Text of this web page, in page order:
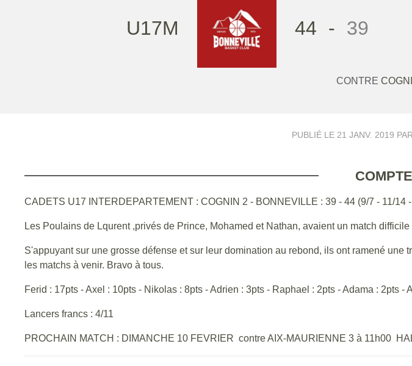
U17M 44 - 39
CONTRE
PUBLIÉ LE 21 JANV. 2019 PAR
CADETS U17 INTERDEPARTEMENT : COGNIN 2 - BONNEVILLE : 39 - 44 (9/7 - 11/14
Les Poulains de Lqurent ,privés de Prince, Mohamed et Nathan, avaient un match
S'appuyant sur une grosse défense et sur leur domination au rebond, ils ont ramené
les matchs à venir. Bravo à tous.
Ferid : 17pts - Axel : 10pts - Nikolas : 8pts - Adrien : 3pts - Raphael : 2pts - Adama : 2pts -
Lancers francs : 4/11
PROCHAIN MATCH : DIMANCHE 10 FEVRIER contre AIX-MAURIENNE 3 à 11h00